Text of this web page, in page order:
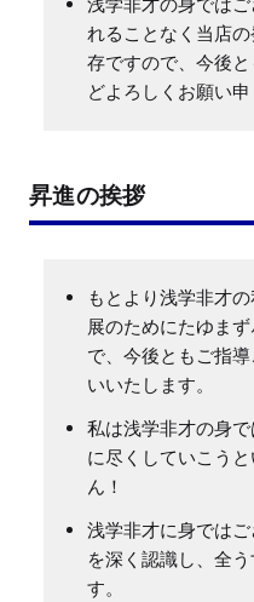
れることなく当店
存ですので、今後
どよろしくお願い申
昇進の挨拶
もとより浅学非才
展のためにたゆま
で、今後ともご指
いいたします。
私は浅学非才の身
に尽くしていこう
ん！
浅学非才に身では
を深く認識し、全
す。